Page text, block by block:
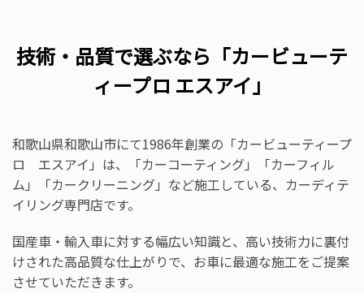
技術・品質で選ぶなら「カービューテ
ィープロ エスアイ」
和歌山県和歌山市にて1986年創業の「カービューティープ
ロ エスアイ」は、「カーコーティング」「カーフィル
ム」「カークリーニング」など施工している、カーディテ
イリング専門店です。
国産車・輸入車に対する幅広い知識と、高い技術力に裏付
けされた高品質な仕上がりで、お車に最適な施工をご提案
させていただきます。